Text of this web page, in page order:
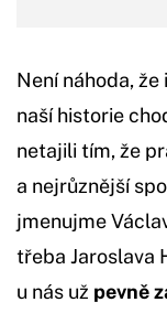
Není náhoda, že
naší historie
netajili tím, že
a nejrůznější
jmenujme
třeba Jaroslava
u nás už pevně